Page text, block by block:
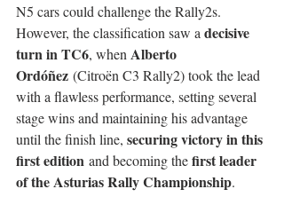
N5 cars could challenge the Rally2s.
However, the classification saw a decisive
turn in TC6, when Alberto
Ordóñez (Citroën C3 Rally2) took the lead
with a flawless performance, setting several
stage wins and maintaining his advantage
until the finish line, securing victory in this
first edition and becoming the first leader
of the Asturias Rally Championship.